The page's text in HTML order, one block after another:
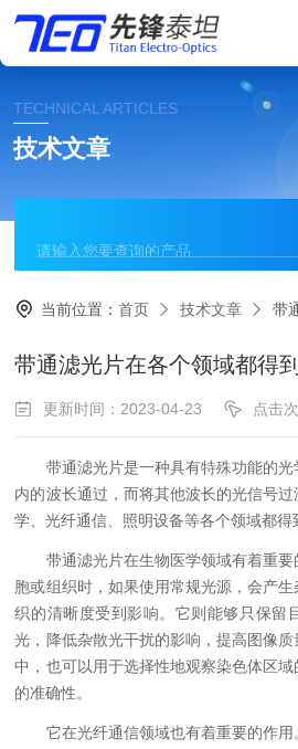
TECHNICAL ARTICLES
技术文章
当前位置：首页 技术文章 带通
带通滤光片在各个领域都得
更新时间：2023-04-23 点击
带通滤光片是一种具有特殊功能的光
内的波长通过，而将其他波长的光信号
学、光纤通信、照明设备等各个领域都得
带通滤光片在生物医学领域有着重要
胞或组织时，如果使用常规光源，会产
织的清晰度受到影响。它则能够只保留
光，降低杂散光干扰的影响，提高图像
中，也可以用于选择性地观察染色体区
的准确性。
它在光纤通信领域也有着重要的作用